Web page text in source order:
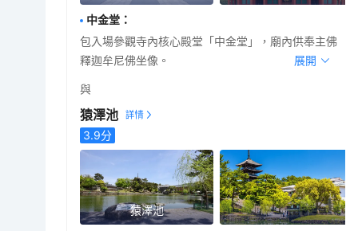
中金堂 ：
包入場參觀寺內核心殿堂「中金堂」，廟內供奉主佛
釋迦牟尼佛坐像。
展開
與
猿澤池
3.9分
猿澤池